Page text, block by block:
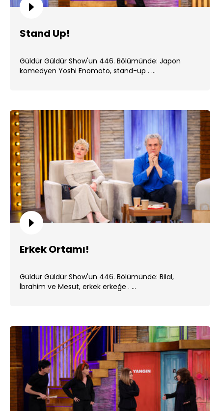
Stand Up!
Güldür Güldür Show'un 446. Bölümünde: Japon
komedyen Yoshi Enomoto, stand-up . ...
Erkek Ortamı!
Güldür Güldür Show'un 446. Bölümünde: Bilal,
İbrahim ve Mesut, erkek erkeğe . ...